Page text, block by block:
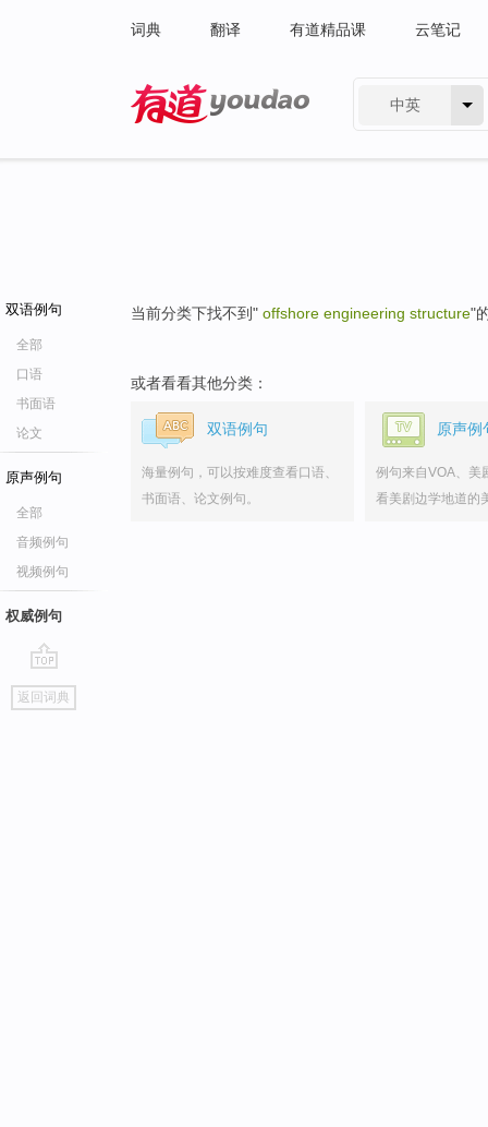
词典 翻译 有道精品课 云笔记
中英
双语例句
全部
口语
书面语
论文
原声例句
全部
音频例句
视频例句
权威例句
go
top
返回词典
当前分类下找不到" offshore engineering structure"
或者看看其他分类：
双语例句
海量例句，可以按难度查看口语、
书面语、论文例句。
原声例
例句来自VOA、美
看美剧边学地道的